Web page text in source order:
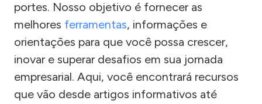
portes. Nosso objetivo é fornecer as
melhores ferramentas, informações e
orientações para que você possa crescer,
inovar e superar desafios em sua jornada
empresarial. Aqui, você encontrará recursos
que vão desde artigos informativos até